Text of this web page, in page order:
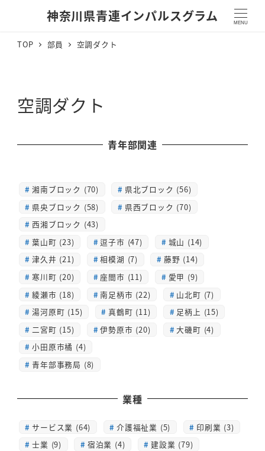
神奈川県青連インパルスグラム MENU
TOP 部員 空調ダクト
空調ダクト
青年部関連
湘南ブロック (70)
県北ブロック (56)
県央ブロック (58)
県西ブロック (70)
西湘ブロック (43)
葉山町 (23)
逗子市 (47)
城山 (14)
津久井 (21)
相模湖 (7)
藤野 (14)
寒川町 (20)
座間市 (11)
愛甲 (9)
綾瀬市 (18)
南足柄市 (22)
山北町 (7)
湯河原町 (15)
真鶴町 (11)
足柄上 (15)
二宮町 (15)
伊勢原市 (20)
大磯町 (4)
小田原市橘 (4)
青年部事務局 (8)
業種
サービス業 (64) 介護福祉業 (5)
印刷業 (3)
士業 (9)
宿泊業 (4)
建設業 (79)